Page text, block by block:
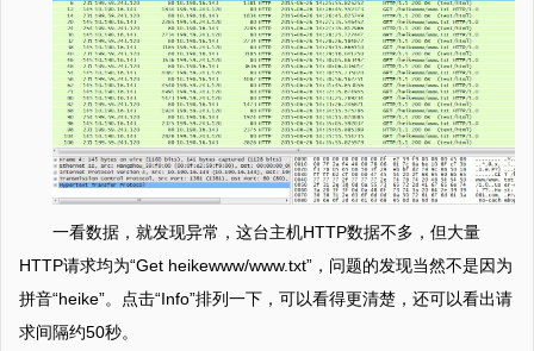
一看数据，就发现异常，这台主机HTTP数据不多，但大量
HTTP请求均为“Get heikewww/www.txt”，问题的发现当然不是因为
拼音“heike”。点击“Info”排列一下，可以看得更清楚，还可以看出请
求间隔约50秒。